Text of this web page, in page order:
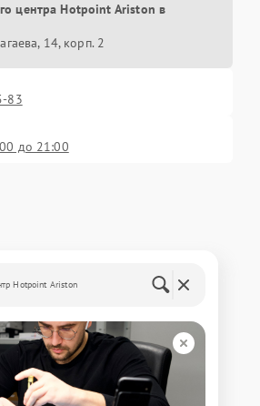
центра Hotpoint Ariston в
14, корп. 2
83
до 21:00
Hotpoint Ariston